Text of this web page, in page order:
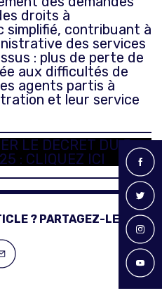
droits à
simplifié, contribuant à
des services
: plus de perte de
aux difficultés de
agents partis à
et leur service
LE DECRET DU 5
: CLIQUEZ ICI
? PARTAGEZ-LE !